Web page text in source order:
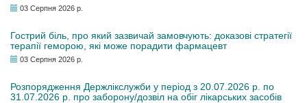
03 Серпня 2026 р.
Гострий біль, про який зазвичай замовчують: доказові стратегії
терапії геморою, які може порадити фармацевт
03 Серпня 2026 р.
Розпорядження Держлікслужби у період з 20.07.2026 р. по
31.07.2026 р. про заборону/дозвіл на обіг лікарських засобів